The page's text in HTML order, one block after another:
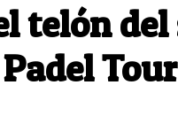
telón del
Tour